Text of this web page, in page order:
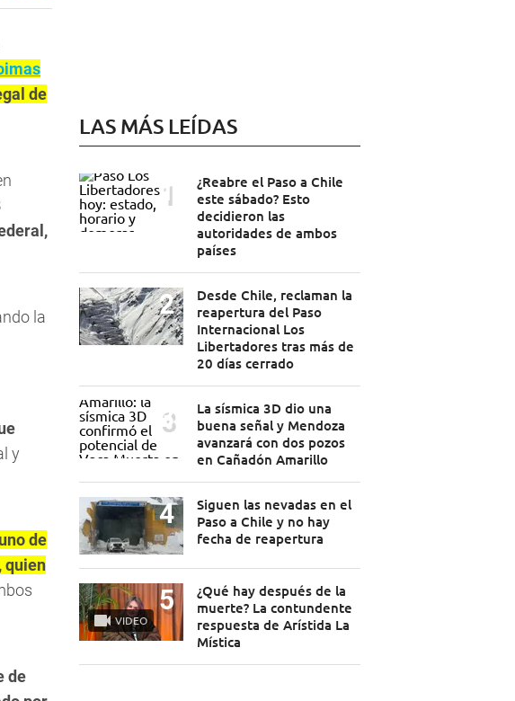
de
la
y
de
quien
de
LAS MÁS LEÍDAS
¿Reabre el Paso a Chile
este sábado? Esto
decidieron las
autoridades de ambos
países
Desde Chile, reclaman la
reapertura del Paso
Internacional Los
Libertadores tras más de
20 días cerrado
La sísmica 3D dio una
buena señal y Mendoza
avanzará con dos pozos
en Cañadón Amarillo
Siguen las nevadas en el
Paso a Chile y no hay
fecha de reapertura
VIDEO
¿Qué hay después de la
muerte? La contundente
respuesta de Arístida La
Mística